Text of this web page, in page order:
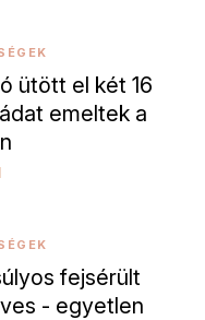
ütött el két 16
emeltek a
fejsérült
- egyetlen